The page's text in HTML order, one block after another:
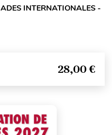
INTERNATIONALES -
28,00 €